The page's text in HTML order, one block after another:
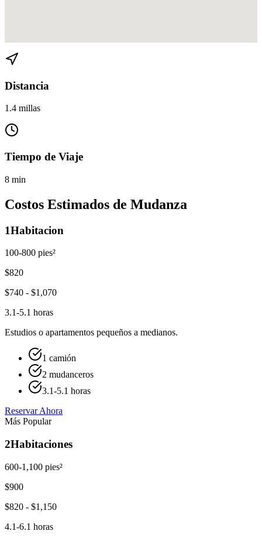
Distancia
1.4 millas
Tiempo de Viaje
8 min
Costos Estimados de Mudanza
1Habitacion
100-800 pies²
$820
$740 - $1,070
3.1-5.1 horas
Estudios o apartamentos pequeños a medianos.
1 camión
2 mudanceros
3.1-5.1 horas
Reservar Ahora
Más Popular
2Habitaciones
600-1,100 pies²
$900
$820 - $1,150
4.1-6.1 horas